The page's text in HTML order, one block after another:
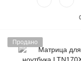
Продано